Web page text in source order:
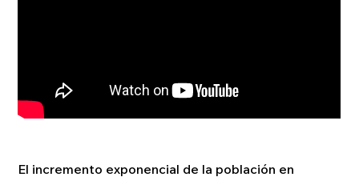
El incremento exponencial de la población en